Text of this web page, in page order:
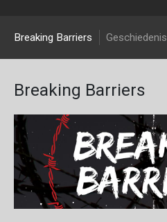
Breaking Barriers
Breaking Barriers Geschiedenis
Breaking Barriers